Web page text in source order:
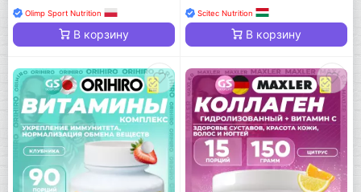
Olimp Sport Nutrition
В корзину
Scitec Nutrition
В корзину